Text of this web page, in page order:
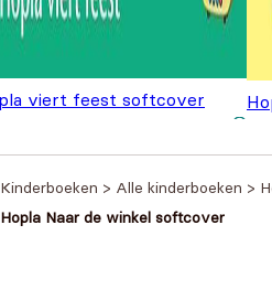
viert feest softcover
Kinderboeken > Alle kinderboeken >
Hopla Naar de winkel softcover